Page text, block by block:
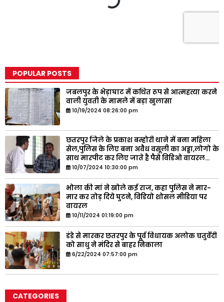
POPULAR POSTS
जबलपुर के भेड़ाघाट में कथित रूप से आत्महत्या करने
वाली युवती के मामले में बड़ा खुलासा
10/19/2024 08:26:00 pm
छतरपुर जिले के प्रकाश बम्होरी थाने में बना महिला
सेल,पुलिस के लिए बना अवैध वसूली का अड्डा,लोगो के
साथ मारपीट कर लिए जाते है पैसे विडिओ वायरल...
10/07/2024 10:30:00 pm
भोला की मां ने खोले कई राज, कहा पुलिस ने मार-
मार कर तोड़ दिये घुटने, विडियो शोसल मीडिया पर
वायरल
10/11/2024 01:19:00 pm
डंडे से मारकर छतरपुर के पूर्व विधायक अलोक चतुर्वेदी
को साधु ने मंदिर से बाहर निकाला
6/22/2024 07:57:00 pm
CATEGORIES